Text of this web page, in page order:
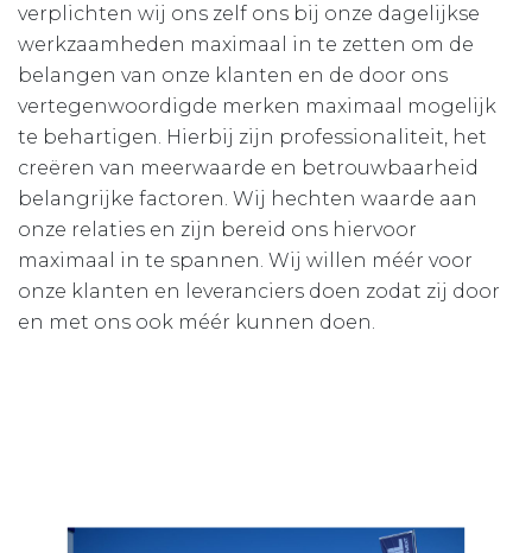
verplichten wij ons zelf ons bij onze dagelijkse
werkzaamheden maximaal in te zetten om de
belangen van onze klanten en de door ons
vertegenwoordigde merken maximaal mogelijk
te behartigen. Hierbij zijn professionaliteit, het
creëren van meerwaarde en betrouwbaarheid
belangrijke factoren. Wij hechten waarde aan
onze relaties en zijn bereid ons hiervoor
maximaal in te spannen. Wij willen méér voor
onze klanten en leveranciers doen zodat zij door
en met ons ook méér kunnen doen.